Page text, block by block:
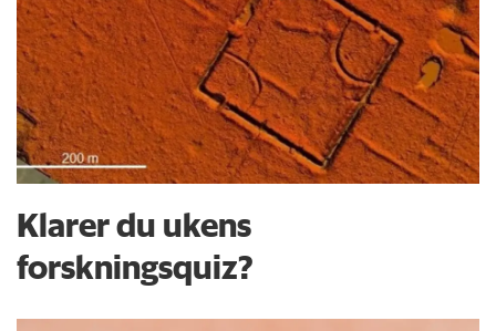
Klarer du ukens
forskningsquiz?